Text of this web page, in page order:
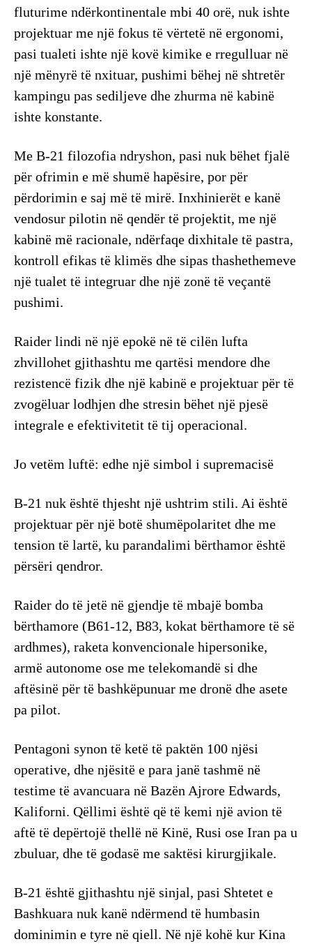
fluturime ndërkontinentale mbi 40 orë, nuk ishte
projektuar me një fokus të vërtetë në ergonomi,
pasi tualeti ishte një kovë kimike e rregulluar në
një mënyrë të nxituar, pushimi bëhej në shtretër
kampingu pas sediljeve dhe zhurma në kabinë
ishte konstante.
Me B-21 filozofia ndryshon, pasi nuk bëhet fjalë
për ofrimin e më shumë hapësire, por për
përdorimin e saj më të mirë. Inxhinierët e kanë
vendosur pilotin në qendër të projektit, me një
kabinë më racionale, ndërfaqe dixhitale të pastra,
kontroll efikas të klimës dhe sipas thashethemeve
një tualet të integruar dhe një zonë të veçantë
pushimi.
Raider lindi në një epokë në të cilën lufta
zhvillohet gjithashtu me qartësi mendore dhe
rezistencë fizik dhe një kabinë e projektuar për të
zvogëluar lodhjen dhe stresin bëhet një pjesë
integrale e efektivitetit të tij operacional.
Jo vetëm luftë: edhe një simbol i supremacisë
B-21 nuk është thjesht një ushtrim stili. Ai është
projektuar për një botë shumëpolaritet dhe me
tension të lartë, ku parandalimi bërthamor është
përsëri qendror.
Raider do të jetë në gjendje të mbajë bomba
bërthamore (B61-12, B83, kokat bërthamore të së
ardhmes), raketa konvencionale hipersonike,
armë autonome ose me telekomandë si dhe
aftësinë për të bashkëpunuar me dronë dhe asete
pa pilot.
Pentagoni synon të ketë të paktën 100 njësi
operative, dhe njësitë e para janë tashmë në
testime të avancuara në Bazën Ajrore Edwards,
Kaliforni. Qëllimi është që të kemi një avion të
aftë të depërtojë thellë në Kinë, Rusi ose Iran pa u
zbuluar, dhe të godasë me saktësi kirurgjikale.
B-21 është gjithashtu një sinjal, pasi Shtetet e
Bashkuara nuk kanë ndërmend të humbasin
dominimin e tyre në qiell. Në një kohë kur Kina